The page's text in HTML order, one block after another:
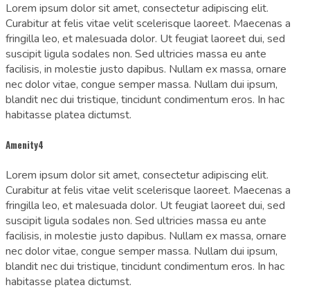
Lorem ipsum dolor sit amet, consectetur adipiscing elit.
Curabitur at felis vitae velit scelerisque laoreet. Maecenas a
fringilla leo, et malesuada dolor. Ut feugiat laoreet dui, sed
suscipit ligula sodales non. Sed ultricies massa eu ante
facilisis, in molestie justo dapibus. Nullam ex massa, ornare
nec dolor vitae, congue semper massa. Nullam dui ipsum,
blandit nec dui tristique, tincidunt condimentum eros. In hac
habitasse platea dictumst.
Amenity4
Lorem ipsum dolor sit amet, consectetur adipiscing elit.
Curabitur at felis vitae velit scelerisque laoreet. Maecenas a
fringilla leo, et malesuada dolor. Ut feugiat laoreet dui, sed
suscipit ligula sodales non. Sed ultricies massa eu ante
facilisis, in molestie justo dapibus. Nullam ex massa, ornare
nec dolor vitae, congue semper massa. Nullam dui ipsum,
blandit nec dui tristique, tincidunt condimentum eros. In hac
habitasse platea dictumst.